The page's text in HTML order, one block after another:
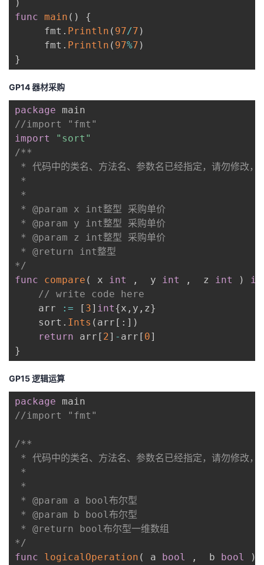
)
func main ( )
{
     fmt
. Println ( 97/7 )
     fmt
. Println ( 97%7 )
}
GP14 器材采购
package
//import "fmt"
import
"sort"
/**
* 代码中的类名、方法名、参数名已经指定，请勿修改，
*
*
* @param x int整型 采购单价
* @param y int整型 采购单价
* @param z int整型 采购单价
* @return int整型
*/
func
compare ( x int ,
  y
int ,
  z
int )
// write code here
    arr
:= [ 3] int{x , y , z}
    sort
. Ints ( arr [ : ] )
return arr [ 2] - arr [ 0]
}
GP15 逻辑运算
package
//import "fmt"
/**
* 代码中的类名、方法名、参数名已经指定，请勿修改，
*
*
* @param a bool布尔型
* @param b bool布尔型
* @return bool布尔型一维数组
*/
func
logicalOperation ( a bool ,
  b
bool )